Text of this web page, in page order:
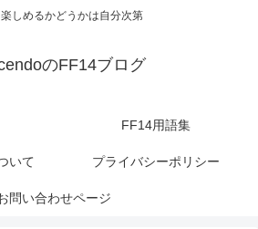
しめるかどうかは自分次第
のFF14ブログ
FF14用語集
いて プライバシーポリシー
問い合わせページ